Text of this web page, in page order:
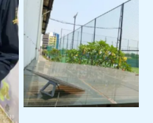
Sewa Starlink Mini
Untuk Kebutuhan
Internet Portable